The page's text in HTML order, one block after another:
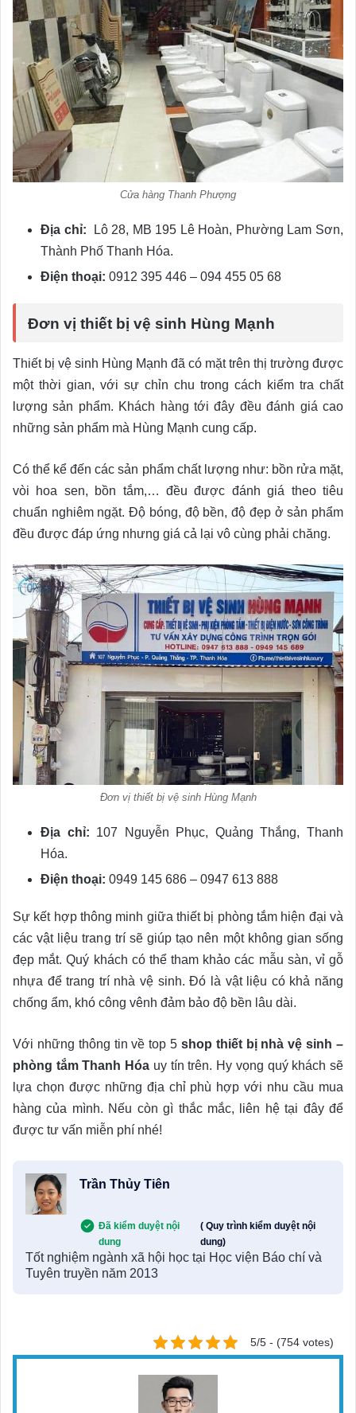
Cửa hàng Thanh Phượng
Địa chỉ:
Lô 28, MB 195 Lê Hoàn, Phường Lam Sơn,
Thành Phố Thanh Hóa.
Điện thoại: 0912 395 446 – 094 455 05 68
Đơn vị thiết bị vệ sinh Hùng Mạnh
Thiết bị vệ sinh Hùng Mạnh đã có mặt trên thị trường được
một thời gian, với sự chỉn chu trong cách kiểm tra chất
lượng sản phẩm. Khách hàng tới đây đều đánh giá cao
những sản phẩm mà Hùng Mạnh cung cấp.
Có thể kể đến các sản phẩm chất lượng như: bồn rửa mặt,
vòi hoa sen, bồn tắm,… đều được đánh giá theo tiêu
chuẩn nghiêm ngặt. Độ bóng, độ bền, độ đẹp ở sản phẩm
đều được đáp ứng nhưng giá cả lại vô cùng phải chăng.
Đơn vị thiết bị vệ sinh Hùng Mạnh
Địa chỉ: 107 Nguyễn Phục, Quảng Thắng, Thanh
Hóa.
Điện thoại: 0949 145 686 – 0947 613 888
Sự kết hợp thông minh giữa thiết bị phòng tắm hiện đại và
các vật liệu trang trí sẽ giúp tạo nên một không gian sống
đẹp mắt. Quý khách có thể tham khảo các mẫu sàn, vỉ gỗ
nhựa để trang trí nhà vệ sinh. Đó là vật liệu có khả năng
chống ẩm, khó công vênh đảm bảo độ bền lâu dài.
Với những thông tin về top 5 shop thiết bị nhà vệ sinh –
phòng tắm Thanh Hóa uy tín trên. Hy vọng quý khách sẽ
lựa chọn được những địa chỉ phù hợp với nhu cầu mua
hàng của mình. Nếu còn gì thắc mắc, liên hệ tại đây để
được tư vấn miễn phí nhé!
Trần Thủy Tiên
Đã kiểm duyệt nội
dung
( Quy trình kiểm duyệt nội
dung)
Tốt nghiệm ngành xã hội học tại Học viện Báo chí và
Tuyên truyền năm 2013
5/5 - (754 votes)